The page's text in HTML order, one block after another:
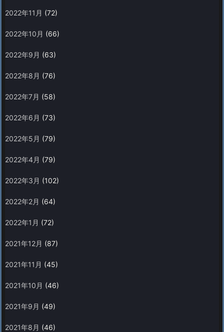
2022年11月 (72)
2022年10月 (66)
2022年9月 (63)
2022年8月 (76)
2022年7月 (58)
2022年6月 (73)
2022年5月 (79)
2022年4月 (79)
2022年3月 (102)
2022年2月 (64)
2022年1月 (72)
2021年12月 (87)
2021年11月 (45)
2021年10月 (46)
2021年9月 (49)
2021年8月 (46)